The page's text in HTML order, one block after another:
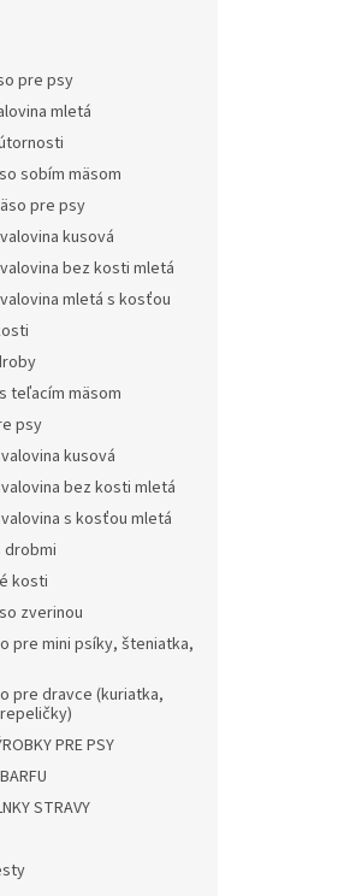
pre psy
mletá
sobím mäsom
pre psy
kusová
bez kosti mletá
mletá s kosťou
teľacím mäsom
psy
kusová
bez kosti mletá
s kosťou mletá
drobmi
kosti
zverinou
pre mini psíky, šteniatka,
pre dravce (kuriatka,
PRE PSY
STRAVY